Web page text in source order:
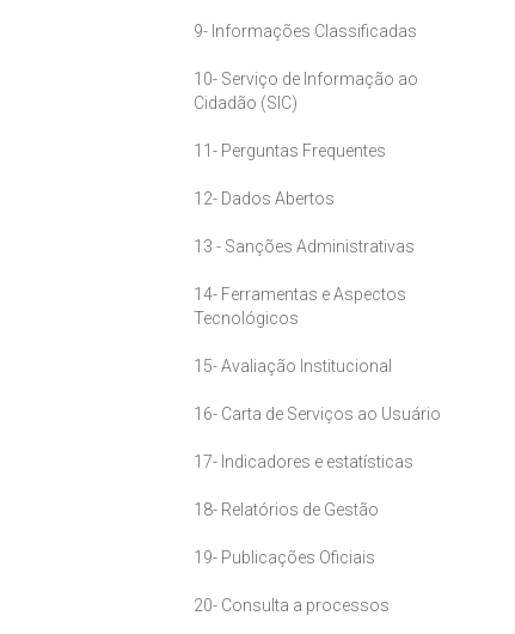
9- Informações Classificadas
10- Serviço de Informação ao
Cidadão (SIC)
11- Perguntas Frequentes
12- Dados Abertos
13 - Sanções Administrativas
14- Ferramentas e Aspectos
Tecnológicos
15- Avaliação Institucional
16- Carta de Serviços ao Usuário
17- Indicadores e estatísticas
18- Relatórios de Gestão
19- Publicações Oficiais
20- Consulta a processos